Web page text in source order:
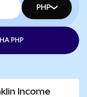
PHP
PHP
Income